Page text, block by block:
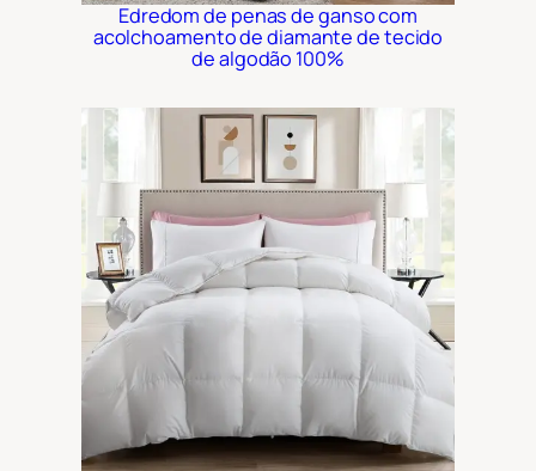
Edredom de penas de ganso com
acolchoamento de diamante de tecido
de algodão 100%